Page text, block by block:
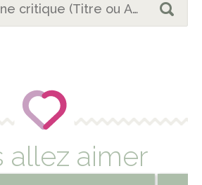
allez aimer